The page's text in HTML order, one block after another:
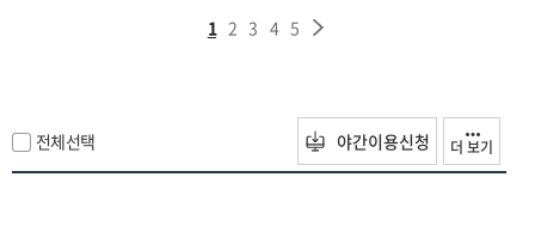
1 2 3 4 5
전체선택 야간이용신청 더 보기